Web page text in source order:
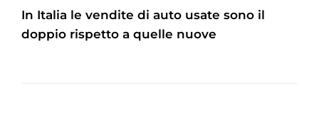
In Italia le vendite di auto usate sono il
doppio rispetto a quelle nuove